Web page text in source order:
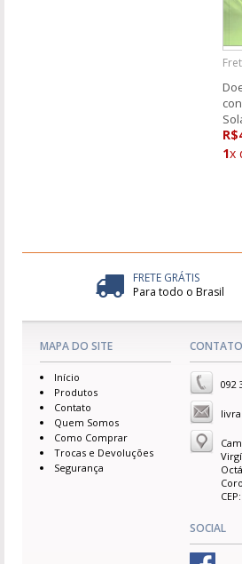
1x
FRETE GRÁTIS
Para todo o Brasil
MAPA DO SITE
Início
Produtos
Contato
Quem Somos
Como Comprar
Trocas e Devoluções
Segurança
CONTATO
092
SOCIAL